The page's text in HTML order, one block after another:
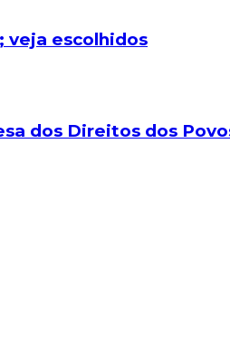
veja escolhidos
dos Direitos dos